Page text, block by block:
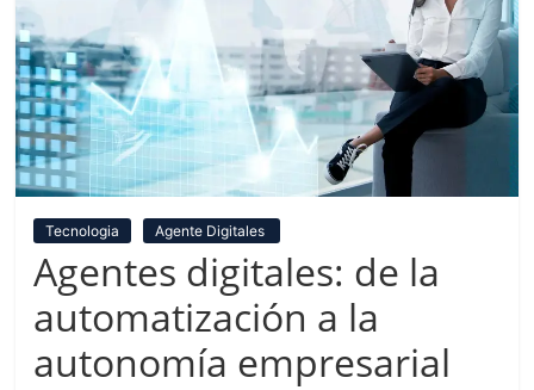
Tecnologia Agente Digitales
Agentes digitales: de la
automatización a la
autonomía empresarial